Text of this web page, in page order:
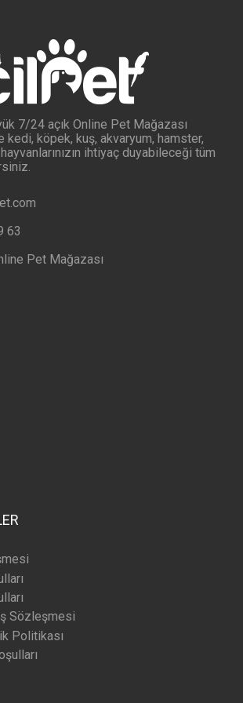
7/24 açık Online Pet Mağazası
kedi, köpek, kuş, akvaryum, hamster,
ihtiyaç duyabileceği tüm
63
Pet Mağazası
Sözleşmesi
Politikası